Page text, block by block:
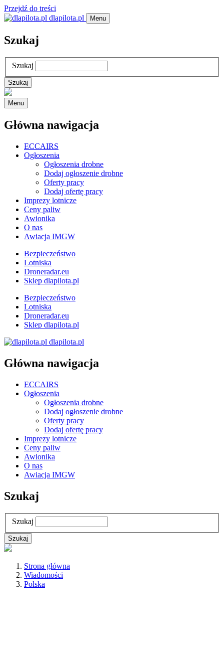
Przejdź do treści
dlapilota.pl
Menu
Szukaj
Szukaj
Menu
Główna nawigacja
ECCAIRS
Ogłoszenia
Ogłoszenia drobne
Dodaj ogłoszenie drobne
Oferty pracy
Dodaj ofertę pracy
Imprezy lotnicze
Ceny paliw
Awionika
O nas
Awiacja IMGW
Bezpieczeństwo
Lotniska
Droneradar.eu
Sklep dlapilota.pl
Bezpieczeństwo
Lotniska
Droneradar.eu
Sklep dlapilota.pl
dlapilota.pl
Główna nawigacja
ECCAIRS
Ogłoszenia
Ogłoszenia drobne
Dodaj ogłoszenie drobne
Oferty pracy
Dodaj ofertę pracy
Imprezy lotnicze
Ceny paliw
Awionika
O nas
Awiacja IMGW
Szukaj
Szukaj
Strona główna
Wiadomości
Polska